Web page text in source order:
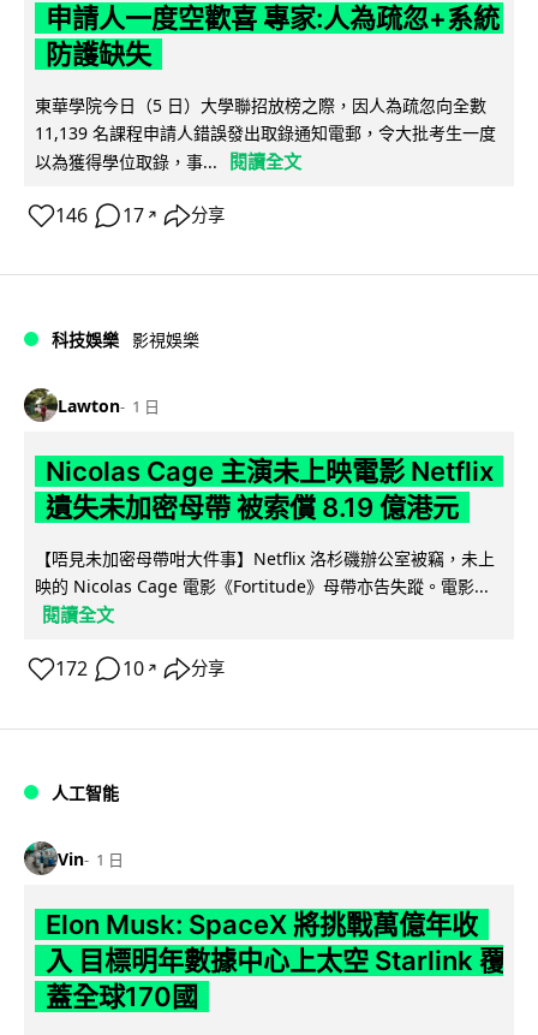
申請人一度空歡喜 專家:人為疏忽+系統
防護缺失
東華學院今日（5 日）大學聯招放榜之際，因人為疏忽向全數
11,139 名課程申請人錯誤發出取錄通知電郵，令大批考生一度
以為獲得學位取錄，事...
閱讀全文
146 17 ↗ 分享
科技娛樂 影視娛樂
Lawton 1 日
Nicolas Cage 主演未上映電影 Netflix
遺失未加密母帶 被索償 8.19 億港元
【唔見未加密母帶咁大件事】Netflix 洛杉磯辦公室被竊，未上
映的 Nicolas Cage 電影《Fortitude》母帶亦告失蹤。電影...
閱讀全文
172 10 ↗ 分享
人工智能
Vin 1 日
Elon Musk: SpaceX 將挑戰萬億年收
入 目標明年數據中心上太空 Starlink 覆
蓋全球170國